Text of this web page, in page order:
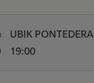
UBIK PONTEDERA
19:00